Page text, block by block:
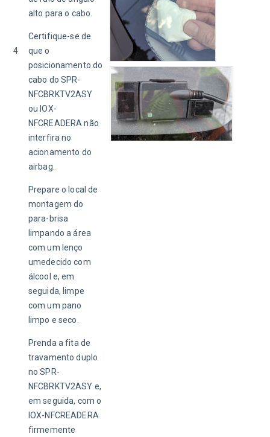
4
alto para o cabo.
Certifique-se de
que o
posicionamento do
cabo do SPR-
NFCBRKTV2ASY
ou IOX-
NFCREADERA não
interfira no
acionamento do
airbag.
Prepare o local de
montagem do
para-brisa
limpando a área
com um lenço
umedecido com
álcool e, em
seguida, limpe
com um pano
limpo e seco.
Prenda a fita de
travamento duplo
no SPR-
NFCBRKTV2ASY e,
em seguida, com o
IOX-NFCREADERA
firmemente